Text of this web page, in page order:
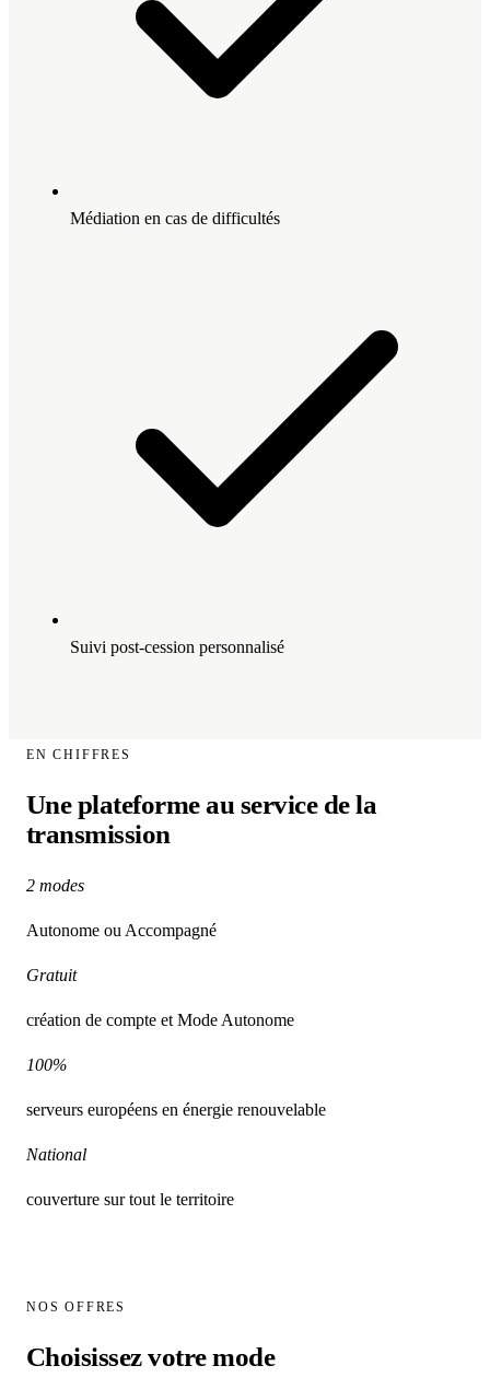
Médiation en cas de difficultés
Suivi post-cession personnalisé
EN CHIFFRES
Une plateforme au service de la
transmission
2 modes
Autonome ou Accompagné
Gratuit
création de compte et Mode Autonome
100%
serveurs européens en énergie renouvelable
National
couverture surtout le territoire
NOS OFFRES
Choisissez votremode